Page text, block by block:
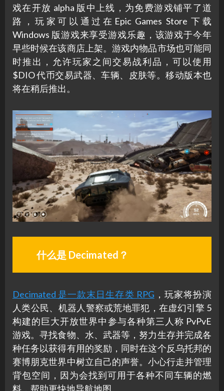
戏在开放 alpha 版中上线，为免费游戏铺平了道
路，玩家可以通过在Epic Games Store 下载
Windows 版游戏来享受游戏乐趣，该游戏于今年
早些时候在该商店上架。游戏内物品市场也可能同
时推出，允许玩家之间交易战利品，可以使用
$DIO 代币交易武器、车辆、皮肤等。移动版本也
将在稍后推出。
什么是 Decimated？
Decimated 是一款末日生存类 RPG ，玩家将扮演
人类公民、机器人警察或荒地罪犯，在虚幻引擎 5
构建的巨大开放世界中参与各种第三人称 PvPvE
游戏。寻找食物、水、武器等，努力生存并完成各
种任务以获得有用的奖励，同时在这个反乌托邦的
赛博朋克世界中树立自己的声誉。小心行走并管理
背包空间，因为会找到可用于各种不同车辆的燃
料，帮助更快地导航地图。